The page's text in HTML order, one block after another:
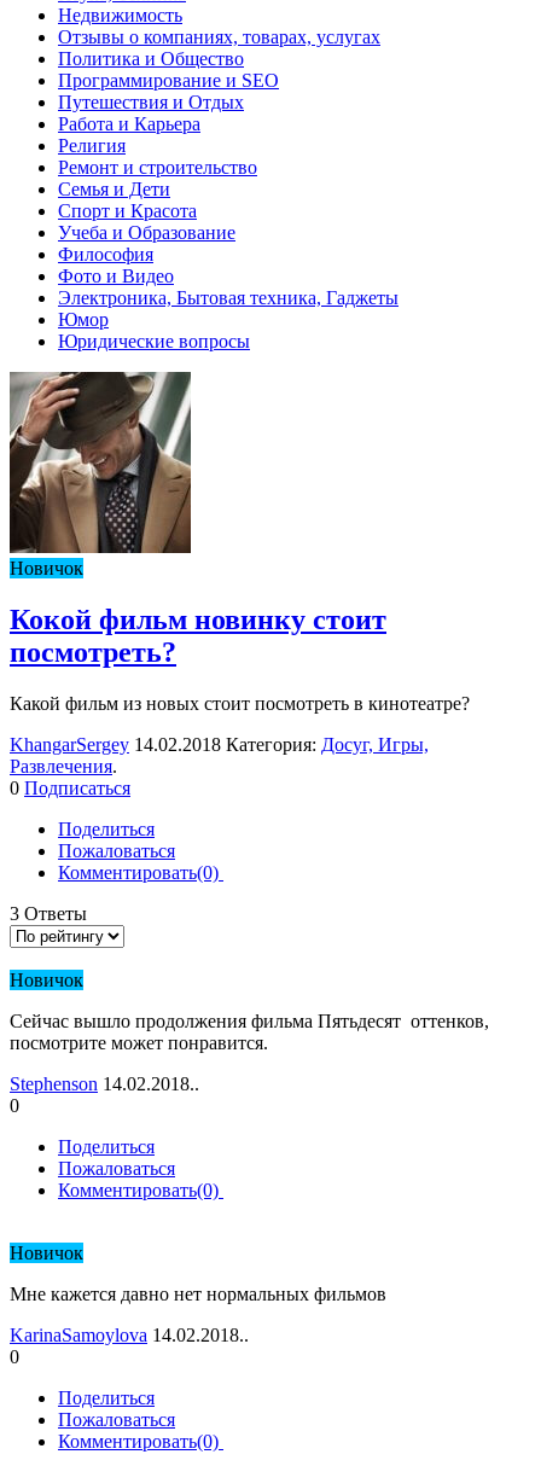
Недвижимость
Отзывы о компаниях, товарах, услугах
Политика и Общество
Программирование и SEO
Путешествия и Отдых
Работа и Карьера
Религия
Ремонт и строительство
Семья и Дети
Спорт и Красота
Учеба и Образование
Философия
Фото и Видео
Электроника, Бытовая техника, Гаджеты
Юмор
Юридические вопросы
Новичок
Кокой фильм новинку стоит
посмотреть?
Какой фильм из новых стоит посмотреть в кинотеатре?
KhangarSergey 14.02.2018 Категория: Досуг, Игры,
Развлечения.
0 Подписаться
Поделиться
Пожаловаться
Комментировать(0)
3 Ответы
Новичок
Сейчас вышло продолжения фильма Пятьдесят оттенков,
посмотрите может понравится.
Stephenson 14.02.2018..
0
Поделиться
Пожаловаться
Комментировать(0)
Новичок
Мне кажется давно нет нормальных фильмов
KarinaSamoylova 14.02.2018..
0
Поделиться
Пожаловаться
Комментировать(0)